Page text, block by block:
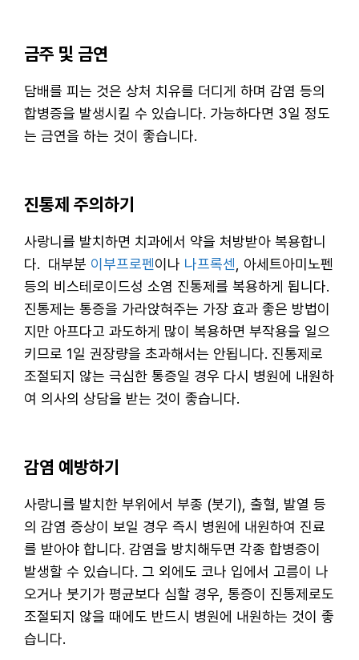
금주 및 금연
담배를 피는 것은 상처 치유를 더디게 하며 감염 등의
합병증을 발생시킬 수 있습니다. 가능하다면 3일 정도
는 금연을 하는 것이 좋습니다.
진통제 주의하기
사랑니를 발치하면 치과에서 약을 처방받아 복용합니
다. 대부분 이부프로펜이나 나프록센 , 아세트아미노펜
등의 비스테로이드성 소염 진통제를 복용하게 됩니다.
진통제는 통증을 가라앉혀주는 가장 효과 좋은 방법이
지만 아프다고 과도하게 많이 복용하면 부작용을 일으
키므로 1일 권장량을 초과해서는 안됩니다. 진통제로
조절되지 않는 극심한 통증일 경우 다시 병원에 내원하
여 의사의 상담을 받는 것이 좋습니다.
감염 예방하기
사랑니를 발치한 부위에서 부종 (붓기), 출혈, 발열 등
의 감염 증상이 보일 경우 즉시 병원에 내원하여 진료
를 받아야 합니다. 감염을 방치해두면 각종 합병증이
발생할 수 있습니다. 그 외에도 코나 입에서 고름이 나
오거나 붓기가 평균보다 심할 경우, 통증이 진통제로도
조절되지 않을 때에도 반드시 병원에 내원하는 것이 좋
습니다.